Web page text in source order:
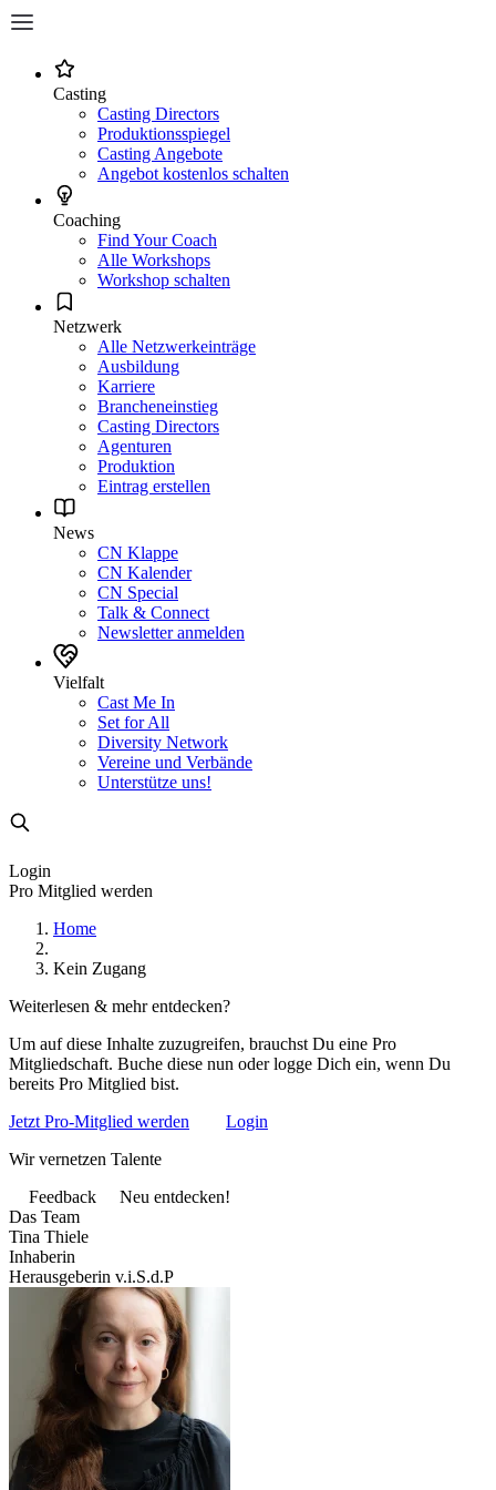
Casting
Casting Directors
Produktionsspiegel
Casting Angebote
Angebot kostenlos schalten
Coaching
Find Your Coach
Alle Workshops
Workshop schalten
Netzwerk
Alle Netzwerkeinträge
Ausbildung
Karriere
Brancheneinstieg
Casting Directors
Agenturen
Produktion
Eintrag erstellen
News
CN Klappe
CN Kalender
CN Special
Talk & Connect
Newsletter anmelden
Vielfalt
Cast Me In
Set for All
Diversity Network
Vereine und Verbände
Unterstütze uns!
Login
Pro Mitglied werden
Home
Kein Zugang
Weiterlesen & mehr entdecken?
Um auf diese Inhalte zuzugreifen, brauchst Du eine Pro
Mitgliedschaft. Buche diese nun oder logge Dich ein, wenn Du
bereits Pro Mitglied bist.
Jetzt Pro-Mitglied werden
Login
Wir vernetzen Talente
Feedback
Neu entdecken!
Das Team
Tina Thiele
Inhaberin
Herausgeberin v.i.S.d.P